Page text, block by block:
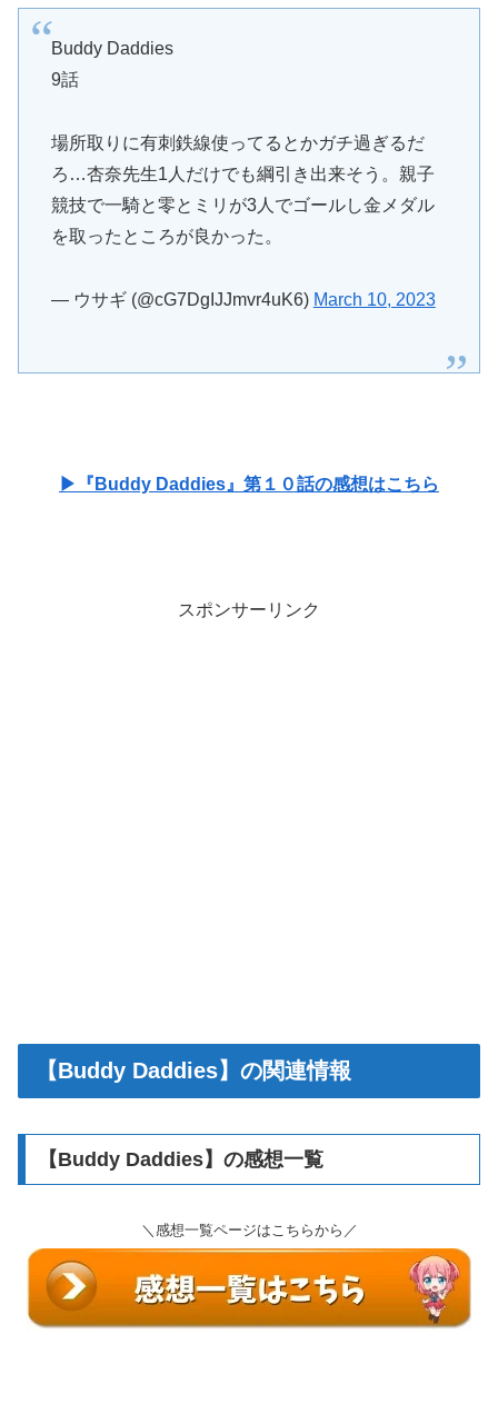
Buddy Daddies
9話
場所取りに有刺鉄線使ってるとかガチ過ぎるだ
ろ…杏奈先生1人だけでも綱引き出来そう。親子
競技で一騎と零とミリが3人でゴールし金メダル
を取ったところが良かった。
— ウサギ (@cG7DgIJJmvr4uK6) March 10, 2023
▶『Buddy Daddies』第１０話の感想はこちら
スポンサーリンク
【Buddy Daddies】の関連情報
【Buddy Daddies】の感想一覧
＼感想一覧ページはこちらから／